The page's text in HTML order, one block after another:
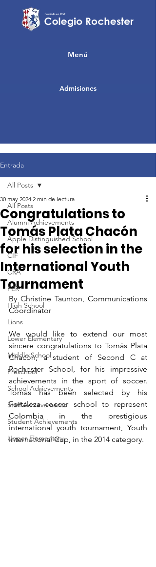
Admisiones
Menú
Entrada
All Posts
Alumni Achievements
Apple Distinguished School
CIF
CRA
FER
High School
Lions
Lower Elementary
Middle School
Preschool
School Achievements
Staff Achievements
Student Achievements
Upper Elementary
All Posts
Congratulations to
Tomás Plata Chacón
for his selection in the
International Youth
Tournament
30 may 2024 2 min de lectura
By Christine Taunton, Communications
Coordinator
We would like to extend our most
sincere congratulations to Tomás Plata
Chacón, a student of Second C at
Rochester School, for his impressive
achievements in the sport of soccer.
Tomás has been selected by his
Fortaleza soccer school to represent
Colombia in the prestigious
international youth tournament, Youth
International Cup, in the 2014 category.